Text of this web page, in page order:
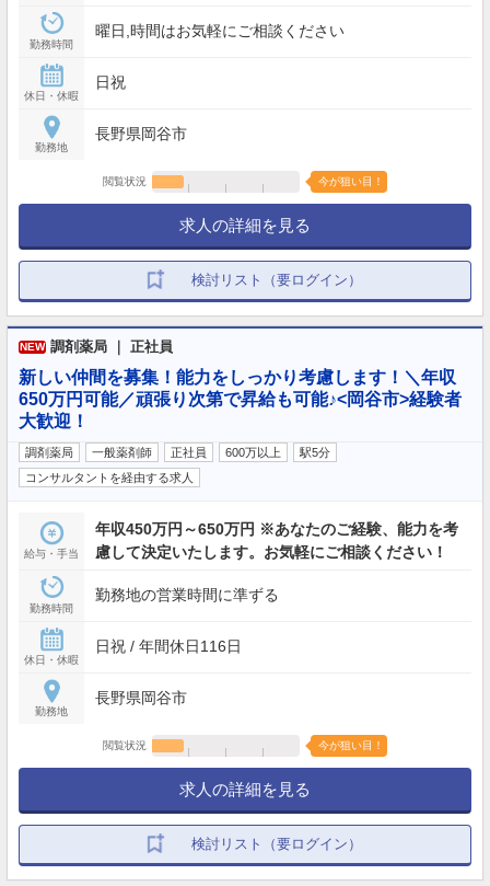
勤務時間
曜日,時間はお気軽にご相談ください
休日・休暇
日祝
勤務地
長野県岡谷市
閲覧状況 今が狙い目！
求人の詳細を見る
検討リスト（要ログイン）
NEW 調剤薬局 ｜ 正社員
新しい仲間を募集！能力をしっかり考慮します！＼年収
650万円可能／頑張り次第で昇給も可能♪<岡谷市>経験者
大歓迎！
調剤薬局 一般薬剤師 正社員 600万以上
駅5分
コンサルタントを経由する求人
給与・手当
年収450万円～650万円 ※あなたのご経験、能力を考
慮して決定いたします。お気軽にご相談ください！
勤務時間
勤務地の営業時間に準ずる
休日・休暇
日祝 / 年間休日116日
勤務地
長野県岡谷市
閲覧状況 今が狙い目！
求人の詳細を見る
検討リスト（要ログイン）